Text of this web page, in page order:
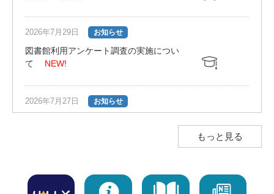
2026年7月29日 お知らせ
図書館利用アンケート調査の実施につい
て
NEW!
2026年7月27日 お知らせ
図書館ボランティア団体「HONTAN」の
もっと見る